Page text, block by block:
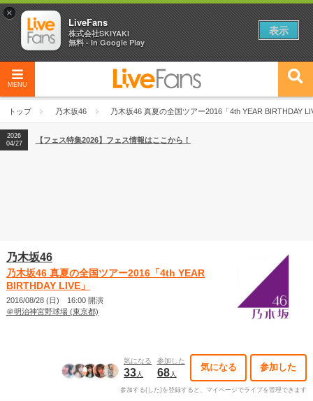
MENU
トップ 乃木坂46 乃木坂46 真夏の全国ツアー2016「4th YEAR BIRTHDAY
2026
04/27
2026
【ライブ動員ランキング】2026年上半期編発表！
2026
04/27
【フェス特集2026】フェス情報はここから！
乃木坂46
乃木坂46 真夏の全国ツアー2016「4th YEAR
BIRTHDAY LIVE」
2016/08/28 (日) 16:00 開演
＠明治神宮野球場 (東京都)
気になる
33人
参加した
68人
気になる 参加した
参加する(した)を登録すると、マイページでライブを管理できます
×
LiveFans
株式会社SKIYAKI
無料 - In Google Play
表示